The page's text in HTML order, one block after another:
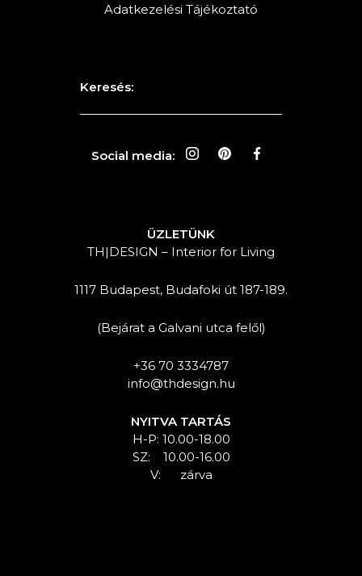
Adatkezelési Tájékoztató
Keresés:
Social media:
ÜZLETÜNK
TH|DESIGN – Interior for Living
1117 Budapest, Budafoki út 187-189.
(Bejárat a Galvani utca felől)
+36 70 3334787
info@thdesign.hu
NYITVA TARTÁS
H-P: 10.00-18.00
SZ: 10.00-16.00
V: zárva